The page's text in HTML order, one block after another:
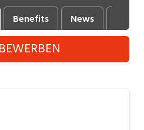
Anlagenbau,
Benefits News